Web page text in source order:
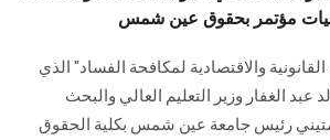
مؤتمر بحقوق عين شمس
والاقتصادية لمكافحة الفساد" الذي
عبد الغفار وزير التعليم العالي والبحث
رئيس جامعة عين شمس بكلية الحقوق